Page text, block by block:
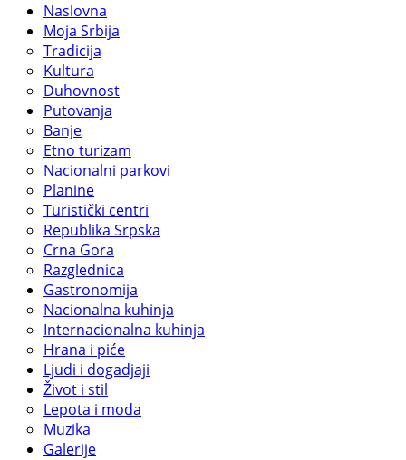
Naslovna
Moja Srbija
Tradicija
Kultura
Duhovnost
Putovanja
Banje
Etno turizam
Nacionalni parkovi
Planine
Turistički centri
Republika Srpska
Crna Gora
Razglednica
Gastronomija
Nacionalna kuhinja
Internacionalna kuhinja
Hrana i piće
Ljudi i dogadjaji
Život i stil
Lepota i moda
Muzika
Galerije